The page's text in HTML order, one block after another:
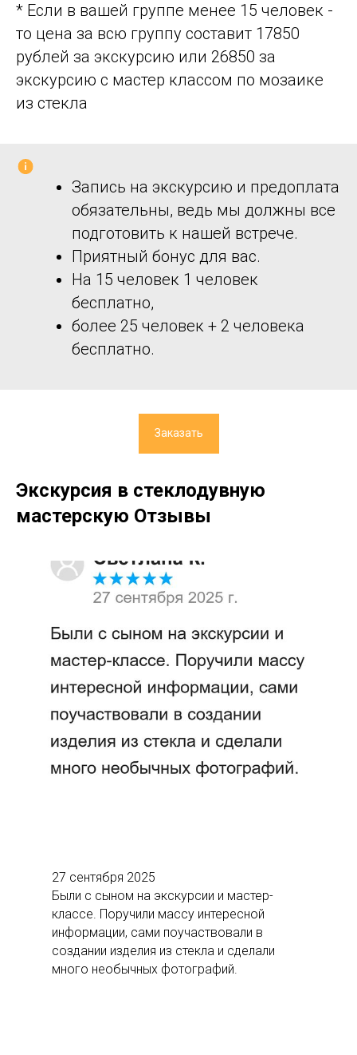
* Если в вашей группе менее 15 человек -
то цена за всю группу составит 17850
рублей за экскурсию или 26850 за
экскурсию с мастер классом по мозаике
из стекла
Запись на экскурсию и предоплата
обязательны, ведь мы должны все
подготовить к нашей встрече.
Приятный бонус для вас.
На 15 человек 1 человек
бесплатно,
более 25 человек + 2 человека
бесплатно.
Заказать
Экскурсия в стеклодувную
мастерскую Отзывы
27 сентября 2025
Были с сыном на экскурсии и мастер-
классе. Поручили массу интересной
информации, сами поучаствовали в
создании изделия из стекла и сделали
много необычных фотографий.